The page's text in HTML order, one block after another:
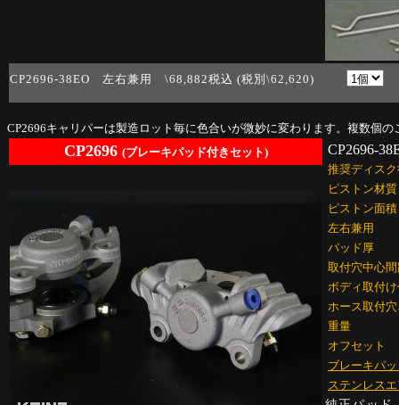
CP2696-38EO 左右兼用 \68,882税込 (税別\62,620)
CP2696キャリパーは製造ロット毎に色合いが微妙に変わります。複数個
CP2696 (ブレーキパッド付きセット) CP2696-
推奨ディス
ピストン材質
ピストン面積
左右兼用
パッド厚
取付穴中心
ボディ取付
ホース取付
重量
オフセット
ブレーキパ
ステンレス